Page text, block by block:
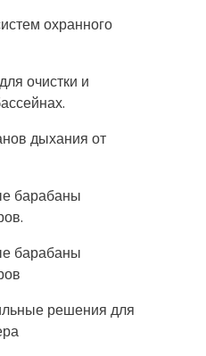
охранного
очистки и
дыхания от
барабаны
барабаны
решения для